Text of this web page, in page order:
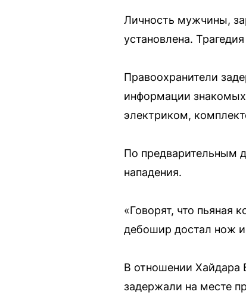
Личность мужчины,
установлена.
Правоохранители
информации
электриком,
По предварительным
нападения.
«Говорят, что пьяная
дебошир достал нож и
В отношении Хайдара
задержали на месте